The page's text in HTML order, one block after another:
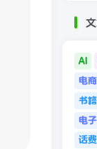
AI
电商
书籍
电
话费